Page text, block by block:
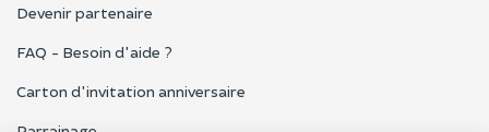
Devenir partenaire
FAQ - Besoin d'aide ?
Carton d'invitation anniversaire